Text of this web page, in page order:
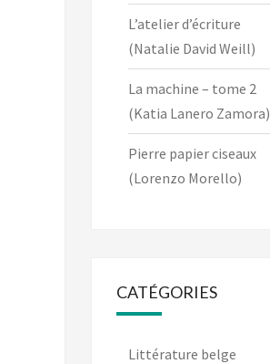
L’atelier d’écriture
(Natalie David Weill)
La machine – tome 2
(Katia Lanero Zamora)
Pierre papier ciseaux
(Lorenzo Morello)
CATÉGORIES
Littérature belge